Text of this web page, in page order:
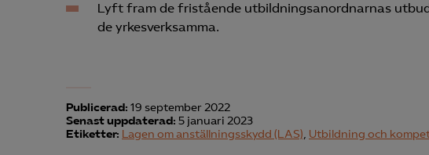
visa relevanta och
Lyft fram de fristående utbildningsanordnarnas
de yrkesverksamma.
Publicerad: 19 september 2022
Senast uppdaterad: 5 januari 2023
Etiketter: Lagen om anställningsskydd (LAS), Utbildning och